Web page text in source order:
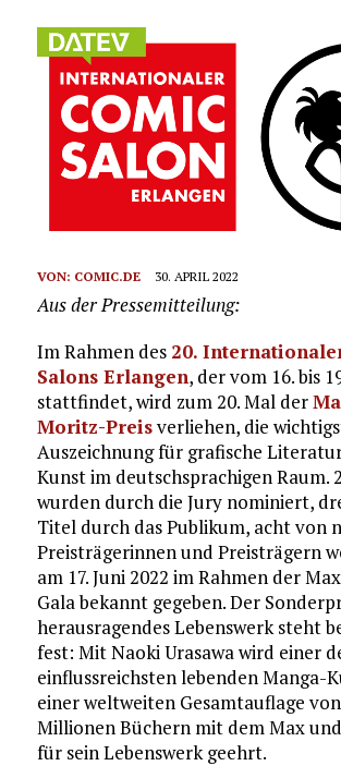
VON: COMIC.DE 30. APRIL 2022
Aus der Pressemitteilung:
Im Rahmen des 20.
Salons Erlangen, der vom 16. bis
stattfindet, wird zum 20. Mal der
Moritz-Preisverliehen, die
Auszeichnung für grafische
Kunst im deutschsprachigen Raum.
wurden durch die Jury nominiert,
Titel durch das Publikum, acht von
Preisträgerinnen und Preisträgern
am 17. Juni 2022 im Rahmen der
Gala bekannt gegeben. Der
herausragendes Lebenswerk steht
fest: Mit Naoki Urasawa wird einer
einflussreichsten lebenden Manga-
einer weltweiten Gesamtauflage
Millionen Büchern mit dem Max
für sein Lebenswerk geehrt.